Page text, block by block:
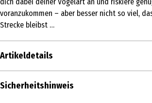
voranzukommen – aber besser nicht so viel,
Strecke bleibst …
Artikeldetails
Inhalt
Sicherheitshinweis